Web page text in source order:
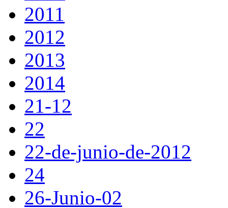
2011
2012
2013
2014
21-12
22
22-de-junio-de-2012
24
26-Junio-02